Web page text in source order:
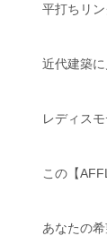
平打ちリ
近代建築
レディス
この【
あなたの